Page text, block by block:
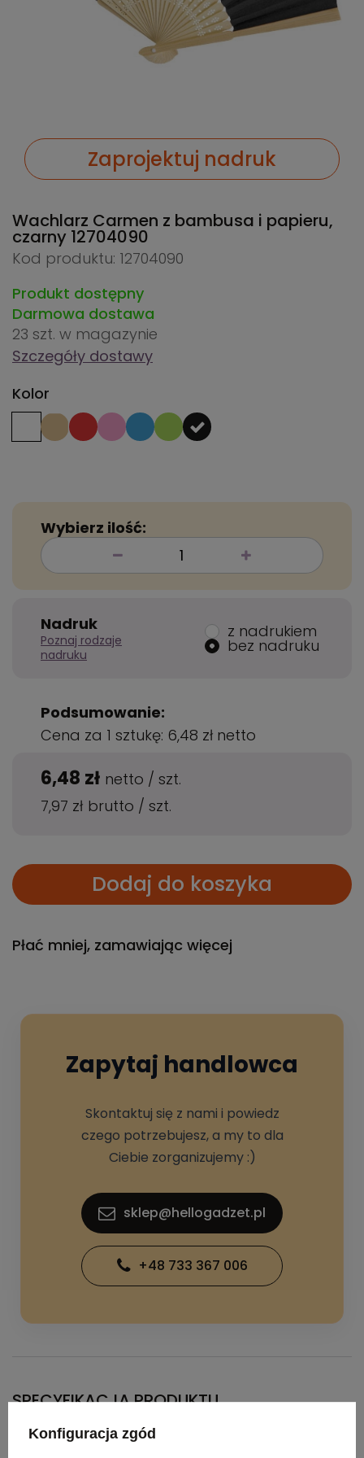
Zaprojektuj nadruk
Wachlarz Carmen z bambusa i papieru,
czarny 12704090
Kod produktu: 12704090
Produkt dostępny
Darmowa dostawa
23 szt. w magazynie
Szczegóły dostawy
Kolor
Wybierz ilość:
Nadruk
Poznaj rodzaje
nadruku
z nadrukiem
bez nadruku
Podsumowanie:
Cena za 1 sztukę: 6,48 zł netto
6,48 zł netto / szt.
7,97 zł brutto / szt.
Dodaj do koszyka
Płać mniej, zamawiając więcej
Zapytaj handlowca
Skontaktuj się z nami i powiedz
czego potrzebujesz, a my to dla
Ciebie zorganizujemy :)
sklep@hellogadzet.pl
+48 733 367 006
SPECYFIKACJA PRODUKTU
Konfiguracja zgód